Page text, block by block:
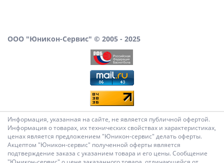
ООО "Юникон-Сервис" © 2005 - 2025
Информация, указанная на сайте, не является публичной офертой.
Информация о товарах, их технических свойствах и характеристиках,
ценах является предложением "Юникон-сервис" делать оферты.
Акцептом "Юникон-сервис" полученной оферты является
подтверждение заказа с указанием товара и его цены. Сообщение